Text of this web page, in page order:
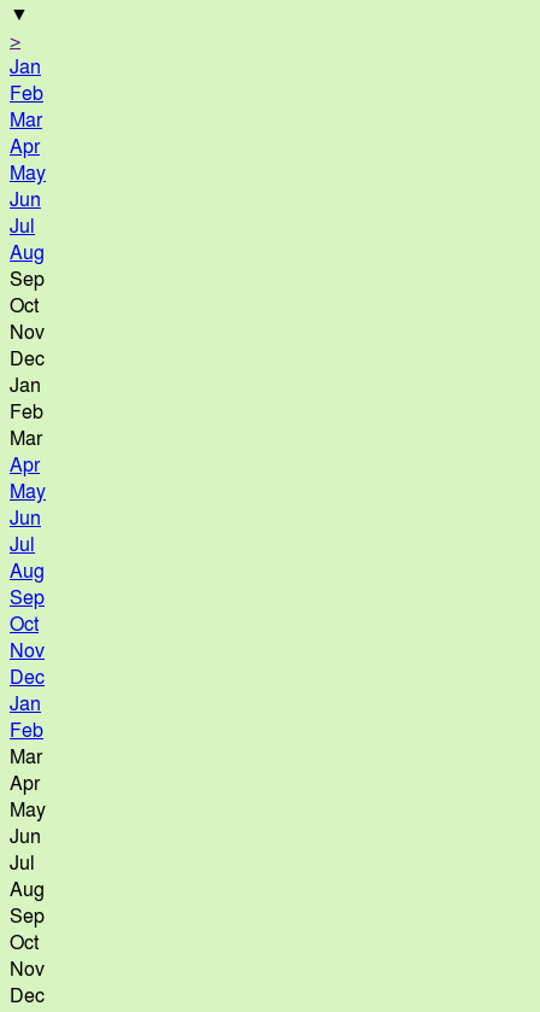
▼
>
Jan
Feb
Mar
Apr
May
Jun
Jul
Aug
Sep
Oct
Nov
Dec
Jan
Feb
Mar
Apr
May
Jun
Jul
Aug
Sep
Oct
Nov
Dec
Jan
Feb
Mar
Apr
May
Jun
Jul
Aug
Sep
Oct
Nov
Dec